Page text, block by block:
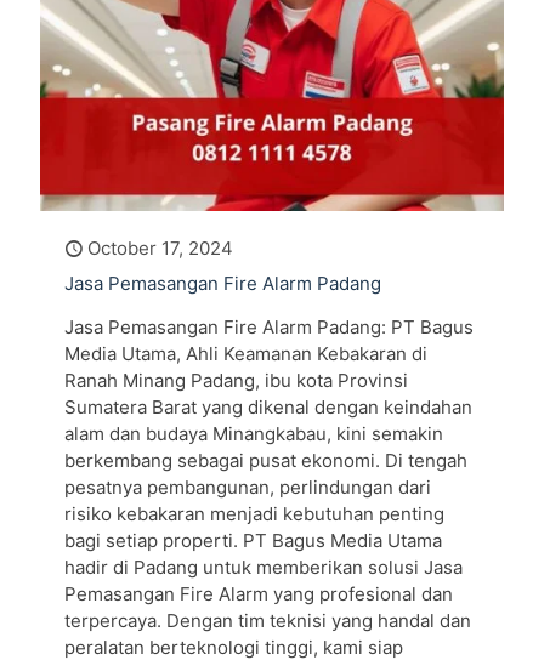
October 17, 2024
Jasa Pemasangan Fire Alarm Padang
Jasa Pemasangan Fire Alarm Padang: PT Bagus
Media Utama, Ahli Keamanan Kebakaran di
Ranah Minang Padang, ibu kota Provinsi
Sumatera Barat yang dikenal dengan keindahan
alam dan budaya Minangkabau, kini semakin
berkembang sebagai pusat ekonomi. Di tengah
pesatnya pembangunan, perlindungan dari
risiko kebakaran menjadi kebutuhan penting
bagi setiap properti. PT Bagus Media Utama
hadir di Padang untuk memberikan solusi Jasa
Pemasangan Fire Alarm yang profesional dan
terpercaya. Dengan tim teknisi yang handal dan
peralatan berteknologi tinggi, kami siap